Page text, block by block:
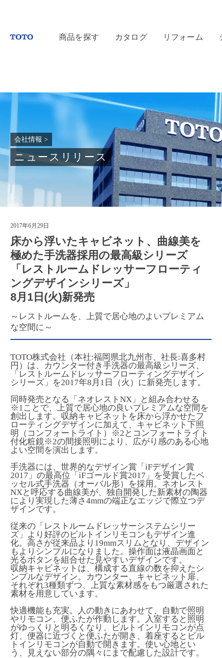
商品を探す カタログ リフォーム
会社情報 >
ニュースリリース
2017年6月29日
床から浮いたキャビネット、曲線美を
極めた手洗器採用の最高級シリーズ
「レストルームドレッサーフローティ
ングデザインシリーズ」
8月1日(火)新発売
～レストルームを、上質で居心地のよいプレミアム
な空間に～
TOTO株式会社（本社:福岡県北九州市、社長:喜多村
円）は、カウンター付き手洗器の最高級シリーズ、
「レストルームドレッサーフローティングデザイン
シリーズ」を2017年8月1日（火）に新発売します。
同時発売となる「ネオレストNX」と組み合わせる
※1ことで、上質で居心地の良いプレミアムな空間を
創出します。収納キャビネットを床から浮かせたフ
ローティングデザインに加えて、キャビネット下照
明（コンフォートライト）※2とコンフォートライト
付化粧鏡※2の間接照明により、広がり感のある心地
よい空間を演出します。
手洗器には、世界的なデザイン賞「iFデザイン賞
2017」の最高位「iFゴールド賞2017」を受賞したベ
ッセル式手洗器（オーバル形）を採用。ネオレスト
NXと呼応する曲線美が、独自開発した新素材の陶器
により実現した薄さ4mmの端正なエッジで際立つデ
ザインです。
従来の「レストルームドレッサーシステムシリー
ズ」より好評のビルトインリモコンもデザイン進
化。高さが従来品より19mmスリムとなり、デザイン
もよりシンプルになりました。操作面は液晶画面と
光るボタンを組合せた見やすいデザインです。
収納キャビネットは、構成する直線の数を抑えたシ
ンプルなデザイン。カウンター、キャビネット扉、
それぞれ3種類ずつ、上質な素材感をもつ厳選された
素材を用意しています。
快適機能も充実。人の動きにあわせて、自動で照明
やリモコン、便ふたが作動します。入室すると照明
がゆっくりと明るくなり、ビルトインリモコンが点
灯、便器に近づくと便ふたが開き、着座するとビル
トインリモコンが自動で開きます。使い心地とい
う、見えない部分の隅々にまで配慮した設計です。